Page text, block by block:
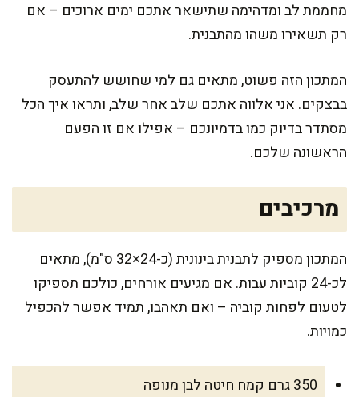
מחממת לב ומדהימה שתישאר אתכם ימים ארוכים – אם
רק תשאירו משהו מהתבנית.
המתכון הזה פשוט, מתאים גם למי שחושש להתעסק
בבצקים. אני אלווה אתכם שלב אחר שלב, ותראו איך הכל
מסתדר בדיוק כמו בדמיונכם – אפילו אם זו הפעם
הראשונה שלכם.
מרכיבים
המתכון מספיק לתבנית בינונית (כ-24×32 ס"מ), מתאים
לכ-24 קוביות עבות. אם מגיעים אורחים, כולכם תספיקו
לטעום לפחות קוביה – ואם תאהבו, תמיד אפשר להכפיל
כמויות.
350 גרם קמח חיטה לבן מנופה